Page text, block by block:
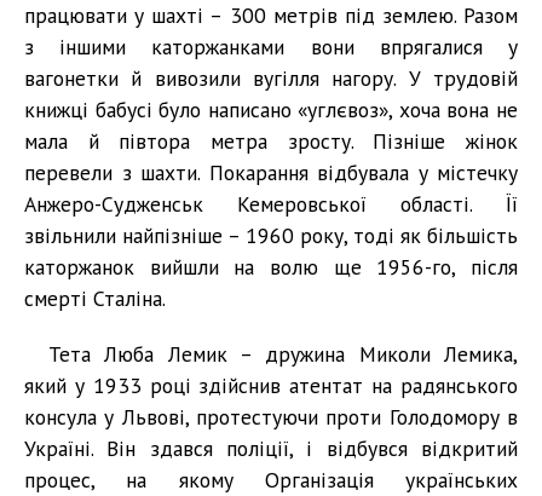
працювати у шахті – 300 метрів під землею. Разом
з іншими каторжанками вони впрягалися у
вагонетки й вивозили вугілля нагору. У трудовій
книжці бабусі було написано «углєвоз», хоча вона не
мала й півтора метра зросту. Пізніше жінок
перевели з шахти. Покарання відбувала у містечку
Анжеро-Судженськ Кемеровської області. Її
звільнили найпізніше – 1960 року, тоді як більшість
каторжанок вийшли на волю ще 1956-го, після
смерті Сталіна.
Тета Люба Лемик – дружина Миколи Лемика,
який у 1933 році здійснив атентат на радянського
консула у Львові, протестуючи проти Голодомору в
Україні. Він здався поліції, і відбувся відкритий
процес, на якому Організація українських